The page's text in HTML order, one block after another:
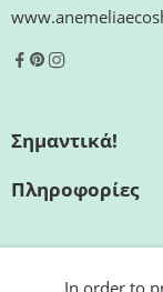
Σημαντικά!
Πληροφορίες